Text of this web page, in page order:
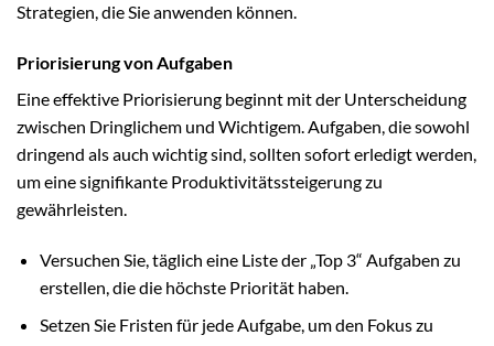
Strategien, die Sie anwenden können.
Priorisierung von Aufgaben
Eine effektive Priorisierung beginnt mit der Unterscheidung
zwischen Dringlichem und Wichtigem. Aufgaben, die sowohl
dringend als auch wichtig sind, sollten sofort erledigt werden,
um eine signifikante Produktivitätssteigerung zu
gewährleisten.
Versuchen Sie, täglich eine Liste der „Top 3“ Aufgaben zu
erstellen, die die höchste Priorität haben.
Setzen Sie Fristen für jede Aufgabe, um den Fokus zu